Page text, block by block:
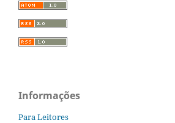
Informações
Para Leitores